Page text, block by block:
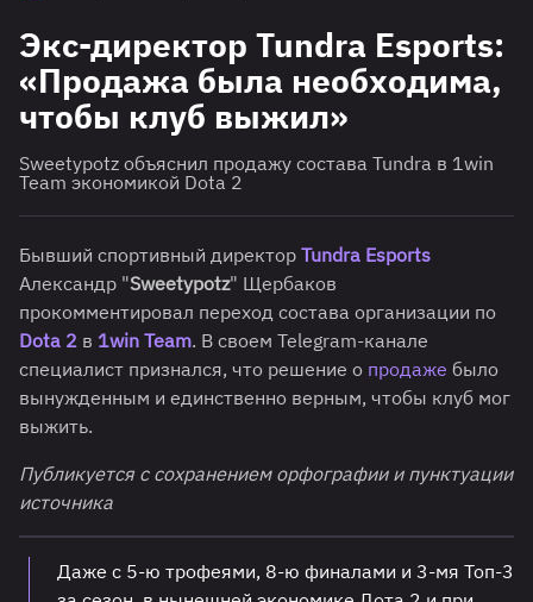
Экс-директор Tundra Esports:
«Продажа была необходима,
чтобы клуб выжил»
Sweetypotz объяснил продажу состава Tundra в 1win
Team экономикой Dota 2
Бывший спортивный директор Tundra Esports
Александр "Sweetypotz" Щербаков
прокомментировал переход состава организации по
Dota 2 в 1win Team. В своем Telegram-канале
специалист признался, что решение о продаже было
вынужденным и единственно верным, чтобы клуб мог
выжить.
Публикуется с сохранением орфографии и пунктуации
источника
Даже c 5-ю трофеями, 8-ю финалами и 3-мя Топ-3